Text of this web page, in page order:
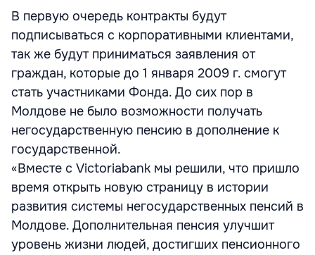
В первую очередь контракты будут
подписываться с корпоративными клиентами,
так же будут приниматься заявления от
граждан, которые до 1 января 2009 г. смогут
стать участниками Фонда. До сих пор в
Молдове не было возможности получать
негосударственную пенсию в дополнение к
государственной.
«Вместе с Victoriabank мы решили, что пришло
время открыть новую страницу в истории
развития системы негосударственных пенсий в
Молдове. Дополнительная пенсия улучшит
уровень жизни людей, достигших пенсионного